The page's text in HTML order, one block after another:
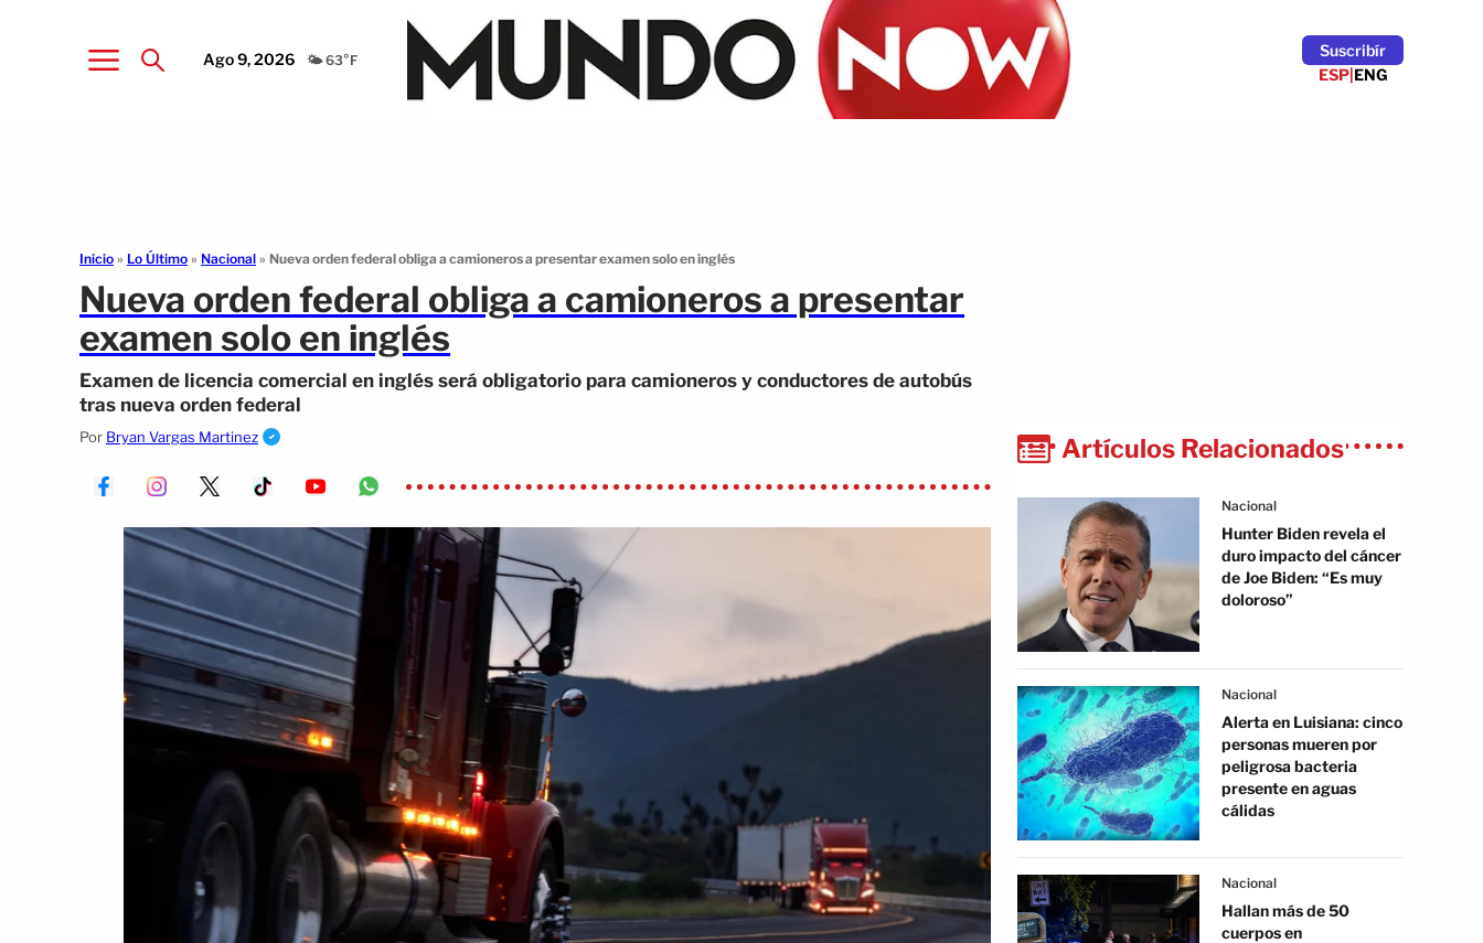
Ago 9, 2026 🌤️ 63°F
Suscribír
ESP|ENG
Inicio » Lo Último » Nacional » Nueva orden federal obliga a camioneros a presentar examen solo en inglés
Nueva orden federal obliga a camioneros a presentar
examen solo en inglés
Examen de licencia comercial en inglés será obligatorio para camioneros y conductores de autobús
tras nueva orden federal
Por Bryan Vargas Martinez Artículos Relacionados
Nacional
Hunter Biden revela el
duro impacto del cáncer
de Joe Biden: “Es muy
doloroso”
Nacional
Alerta en Luisiana: cinco
personas mueren por
peligrosa bacteria
presente en aguas
cálidas
Nacional
Hallan más de 50
cuerpos en